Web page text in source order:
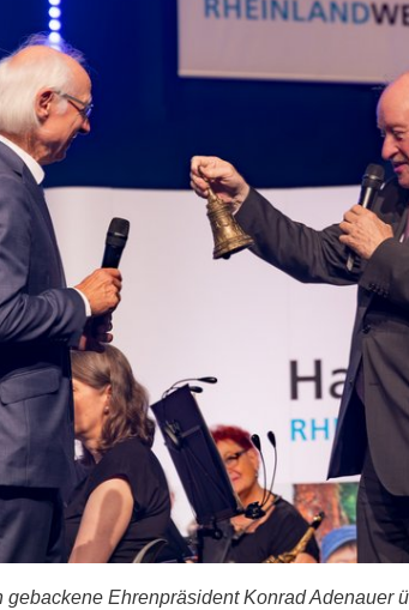
gebackene Ehrenpräsident Konrad Adenauer